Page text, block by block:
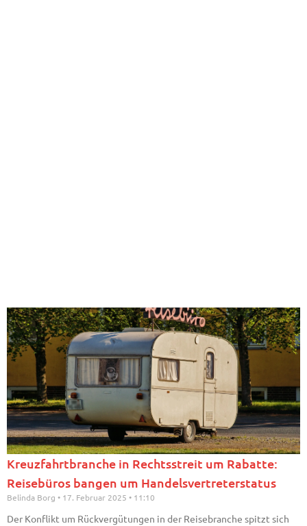
Kreuzfahrtbranche in Rechtsstreit um Rabatte:
Reisebüros bangen um Handelsvertreterstatus
Belinda Borg 17. Februar 2025 11:10
Der Konflikt um Rückvergütungen in der Reisebranche spitzt sich